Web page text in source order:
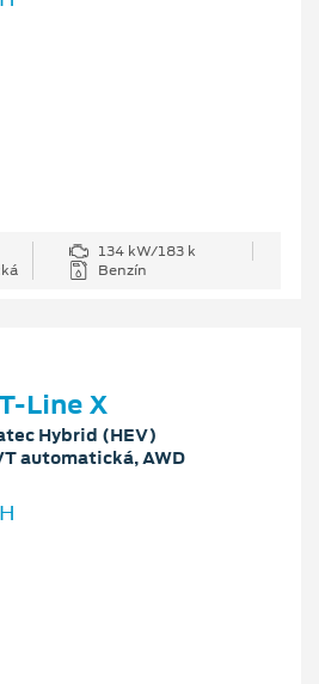
134 kW/183 k
Benzín
Line X
Hybrid (HEV)
automatická, AWD